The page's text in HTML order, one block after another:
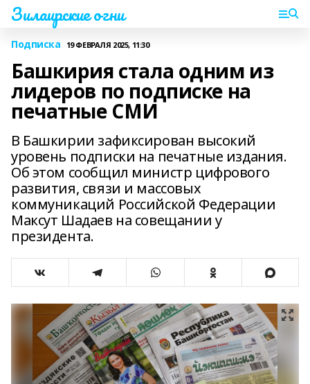
Зилаирские огни
Подписка 19 ФЕВРАЛЯ 2025, 11:30
Башкирия стала одним из
лидеров по подписке на
печатные СМИ
В Башкирии зафиксирован высокий
уровень подписки на печатные издания.
Об этом сообщил министр цифрового
развития, связи и массовых
коммуникаций Российской Федерации
Максут Шадаев на совещании у
президента.